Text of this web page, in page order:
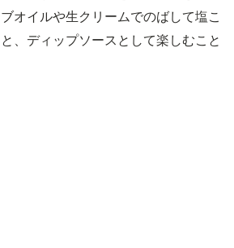
オイルや生クリームでのばして塩こ
、ディップソースとして楽しむこと